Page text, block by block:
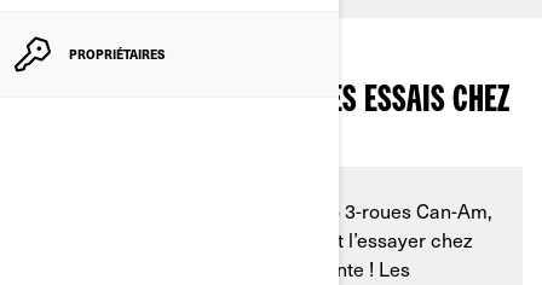
PROPRIÉTAIRES
QUE DOIS-JE SAVOIR SUR LES ESSAIS CHEZ
Vous êtes intéressé par une moto 3-roues Can-Am,
mais vous ne savez pas comment l’essayer chez
un concessionnaire ? N’ayez crainte ! Les